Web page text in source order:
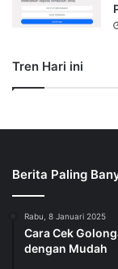
Tren Hari ini
Berita Paling
Rabu, 8 Januari 2025
Cara Cek
dengan Mudah